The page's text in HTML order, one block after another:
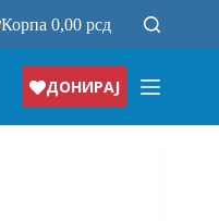
Корпа0,00рсд
ДОНИРАЈ